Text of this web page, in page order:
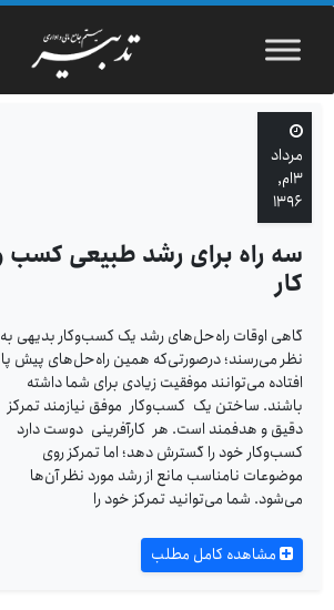
مرداد
۳ام,
۱۳۹۶
سه راه برای رشد طبیعی کسب و
کار
گاهی اوقات راه‌حل‌های رشد یک کسب‌و‌کار بدیهی به
نظر می‌رسند؛ درصورتی‌که همین راه‌حل‌های پیش پا
افتاده می‌توانند موفقیت زیادی برای شما داشته
باشند. ساختن یک کسب‌‌و‌کار موفق نیازمند تمرکز
دقیق و هدفمند است. هر کارآفرینی دوست دارد
کسب‌و‌کار خود را گسترش دهد؛ اما تمرکز روی
موضوعات نامناسب مانع از رشد مورد نظر آن‌ها
می‌شود. شما می‌توانید تمرکز خود را
مشاهده کامل مطلب